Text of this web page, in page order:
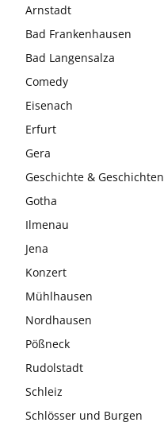
Arnstadt
Bad Frankenhausen
Bad Langensalza
Comedy
Eisenach
Erfurt
Gera
Geschichte & Geschichten
Gotha
Ilmenau
Jena
Konzert
Mühlhausen
Nordhausen
Pößneck
Rudolstadt
Schleiz
Schlösser und Burgen